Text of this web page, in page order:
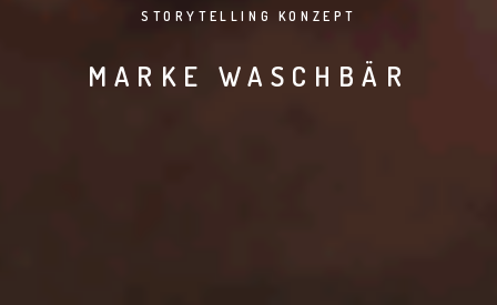
STORYTELLING KONZEPT
MARKE WASCHBÄR